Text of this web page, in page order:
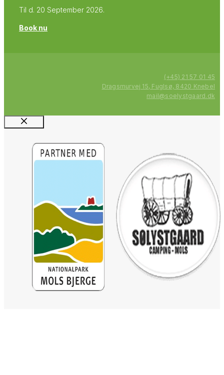
Til d. 20 September 2026.
Book nu
(+45) 21 57 01 45
Dragsmurvej 15, Fuglsø, 8420 Knebel
mail@soelystgaard.dk
Luk